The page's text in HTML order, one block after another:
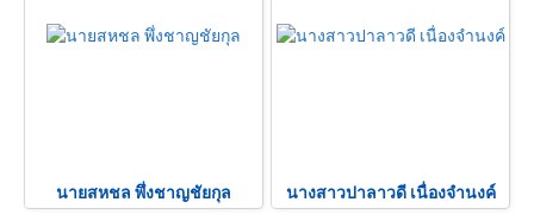
นายสหชล พึ่งชาญชัยกุล นางสาวปาลาวดี เนื่องจำนงค์